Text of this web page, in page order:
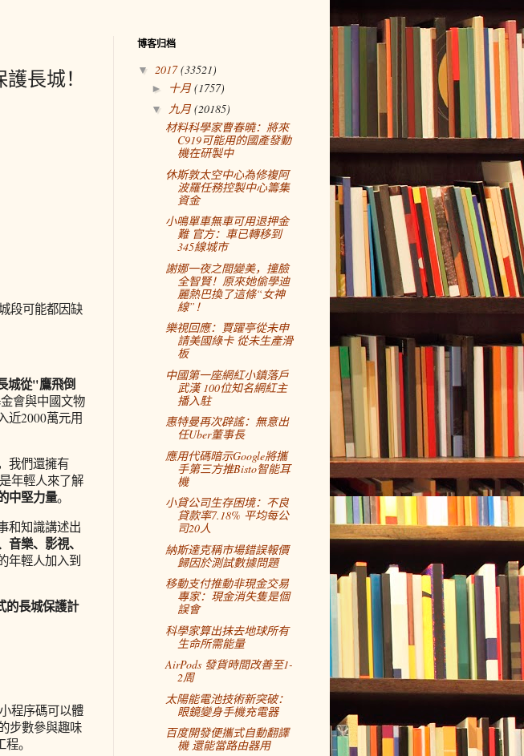
長城！
段可能都因缺
城從"鷹飛倒
會與中國文物
近2000萬元用
我們還擁有
年輕人來了解
中堅力量。
和知識講述出
音樂、影視、
年輕人加入到
長城保護計
小程序碼可以體
步數參與趣味
。
博客归档
▼ 2017(33521)
► 十月(1757)
▼ 九月(20185)
材料科學家曹春曉：將來
C919可能用的國產發動
機在研製中
休斯敦太空中心為修複阿
波羅任務控製中心籌集
資金
小鳴單車無車可用退押金
難 官方：車已轉移到
345線城市
謝娜一夜之間變美，撞臉
全智賢！原來她偷學迪
麗熱巴換了這條“女神
線”！
樂視回應：賈躍亭從未申
請美國綠卡 從未生產滑
板
中國第一座網紅小鎮落戶
武漢 100位知名網紅主
播入駐
惠特曼再次辟謠：無意出
任Uber董事長
應用代碼暗示Google將攜
手第三方推Bisto智能耳
機
小貸公司生存困境：不良
貸款率7.18% 平均每公
司20人
納斯達克稱市場錯誤報價
歸因於測試數據問題
移動支付推動非現金交易
專家：現金消失隻是個
誤會
科學家算出抹去地球所有
生命所需能量
AirPods 發貨時間改善至1-
2周
太陽能電池技術新突破：
眼鏡變身手機充電器
百度開發便攜式自動翻譯
機 還能當路由器用